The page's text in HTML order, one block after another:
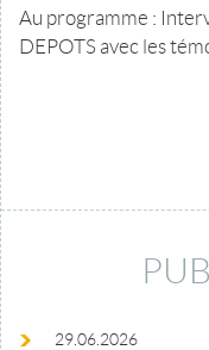
Au programme :
DEPOTS avec les
29.06.2026